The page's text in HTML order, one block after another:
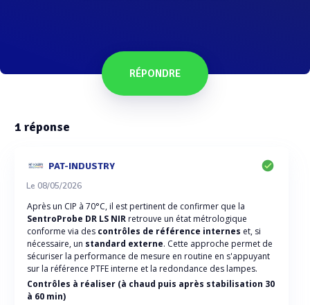
RÉPONDRE
1 réponse
PAT-INDUSTRY
Le 08/05/2026
Après un CIP à 70°C, il est pertinent de confirmer que la
SentroProbe DR LS NIR retrouve un état métrologique
conforme via des contrôles de référence internes et, si
nécessaire, un standard externe. Cette approche permet de
sécuriser la performance de mesure en routine en s'appuyant
sur la référence PTFE interne et la redondance des lampes.
Contrôles à réaliser (à chaud puis après stabilisation 30
à 60 min)